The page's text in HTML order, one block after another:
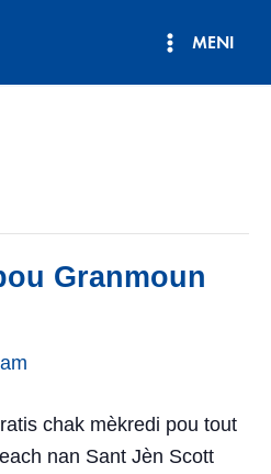
MENI
Granmoun
chak mèkredi pou tout
nan Sant Jèn Scott